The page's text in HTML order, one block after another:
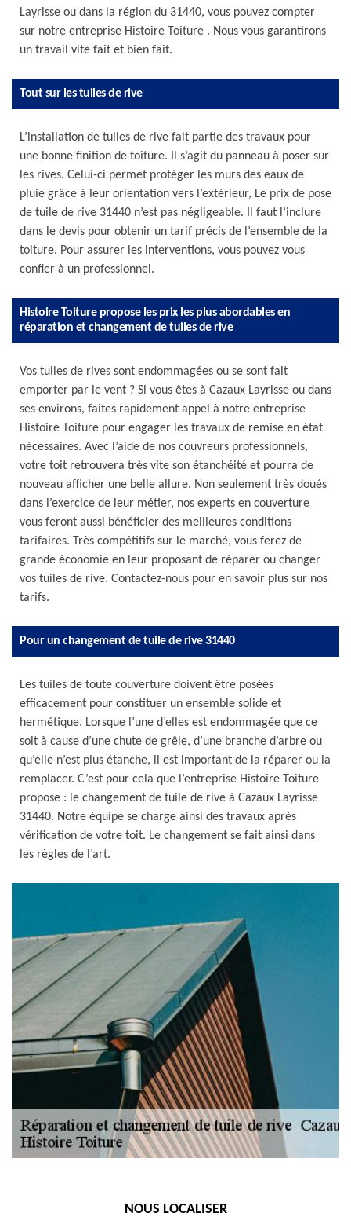
Layrisse ou dans la région du 31440, vous pouvez compter
sur notre entreprise Histoire Toiture . Nous vous garantirons
un travail vite fait et bien fait.
Tout sur les tuiles de rive
L’installation de tuiles de rive fait partie des travaux pour
une bonne finition de toiture. Il s’agit du panneau à poser sur
les rives. Celui-ci permet protéger les murs des eaux de
pluie grâce à leur orientation vers l’extérieur, Le prix de pose
de tuile de rive 31440 n’est pas négligeable. Il faut l’inclure
dans le devis pour obtenir un tarif précis de l’ensemble de la
toiture. Pour assurer les interventions, vous pouvez vous
confier à un professionnel.
Histoire Toiture propose les prix les plus abordables en
réparation et changement de tuiles de rive
Vos tuiles de rives sont endommagées ou se sont fait
emporter par le vent ? Si vous êtes à Cazaux Layrisse ou dans
ses environs, faites rapidement appel à notre entreprise
Histoire Toiture pour engager les travaux de remise en état
nécessaires. Avec l’aide de nos couvreurs professionnels,
votre toit retrouvera très vite son étanchéité et pourra de
nouveau afficher une belle allure. Non seulement très doués
dans l’exercice de leur métier, nos experts en couverture
vous feront aussi bénéficier des meilleures conditions
tarifaires. Très compétitifs sur le marché, vous ferez de
grande économie en leur proposant de réparer ou changer
vos tuiles de rive. Contactez-nous pour en savoir plus sur nos
tarifs.
Pour un changement de tuile de rive 31440
Les tuiles de toute couverture doivent être posées
efficacement pour constituer un ensemble solide et
hermétique. Lorsque l’une d’elles est endommagée que ce
soit à cause d’une chute de grêle, d’une branche d’arbre ou
qu’elle n’est plus étanche, il est important de la réparer ou la
remplacer. C’est pour cela que l’entreprise Histoire Toiture
propose : le changement de tuile de rive à Cazaux Layrisse
31440. Notre équipe se charge ainsi des travaux après
vérification de votre toit. Le changement se fait ainsi dans
les règles de l’art.
NOUS LOCALISER